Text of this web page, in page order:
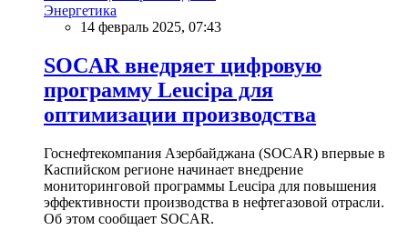
Энергетика
14 февраль 2025, 07:43
SOCAR внедряет цифровую
программу Leucipa для
оптимизации производства
Госнефтекомпания Азербайджана (SOCAR) впервые в
Каспийском регионе начинает внедрение
мониторинговой программы Leucipa для повышения
эффективности производства в нефтегазовой отрасли.
Об этом сообщает SOCAR.